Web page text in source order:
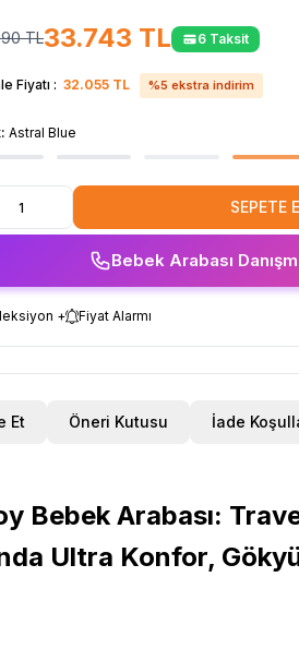
TL33.743 TL 6 Taksit
Fiyatı : 32.055 TL %5 ekstra indirim
Astral Blue
SEPETE
Bebek Arabası
+ Fiyat Alarmı
Et Öneri Kutusu İade
Bebek Arabası:
Ultra Konfor,